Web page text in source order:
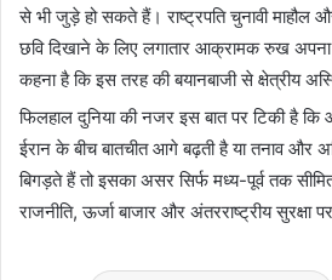
से भी जुड़े हो सकते हैं। राष्ट्रपति चुनावी माहौल
छवि दिखाने के लिए लगातार आक्रामक रुख
कहना है कि इस तरह की बयानबाजी से क्षेत्रीय
फिलहाल दुनिया की नजर इस बात पर टिकी है
ईरान के बीच बातचीत आगे बढ़ती है या तनाव और
बिगड़ते हैं तो इसका असर सिर्फ मध्य-पूर्व तक
राजनीति, ऊर्जा बाजार और अंतरराष्ट्रीय सुरक्षा